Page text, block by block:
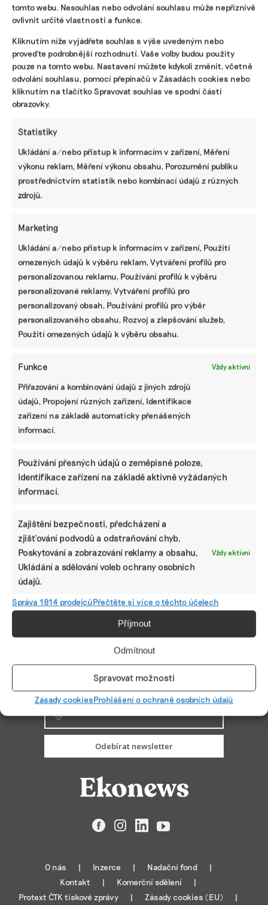
tomto webu. Nesouhlas nebo odvolání souhlasu může nepříznivě
ovlivnit určité vlastnosti a funkce.
Kliknutím níže vyjádřete souhlas s výše uvedeným nebo
proveďte podrobnější rozhodnutí. Vaše volby budou použity
pouze na tomto webu. Nastavení můžete kdykoli změnit, včetně
odvolání souhlasu, pomocí přepínačů v Zásadách cookies nebo
kliknutím na tlačítko Spravovat souhlas ve spodní části
obrazovky.
Statistiky
Ukládání a/nebo přístup k informacím v zařízení, Měření
výkonu reklam, Měření výkonu obsahu, Porozumění publiku
prostřednictvím statistik nebo kombinací údajů z různých
zdrojů.
Marketing
Ukládání a/nebo přístup k informacím v zařízení, Použití
omezených údajů k výběru reklam, Vytváření profilů pro
personalizovanou reklamu, Používání profilů k výběru
personalizované reklamy, Vytváření profilů pro
personalizovaný obsah, Používání profilů pro výběr
personalizovaného obsahu, Rozvoj a zlepšování služeb,
Použití omezených údajů k výběru obsahu.
Funkce Vždy aktivní
Přiřazování a kombinování údajů z jiných zdrojů
údajů, Propojení různých zařízení, Identifikace
zařízení na základě automaticky přenášených
informací.
Používání přesných údajů o zeměpisné poloze,
Identifikace zařízení na základě aktivně vyžádaných
informací.
Zajištění bezpečnosti, předcházení a
zjišťování podvodů a odstraňování chyb,
Poskytování a zobrazování reklamy a obsahu,
Ukládání a sdělování voleb ochrany osobních
údajů.
Vždy aktivní
Správa 1814 prodejcůPřečtěte si více o těchto účelech
Příjmout
Odmítnout
Spravovat možnosti
Zásady cookiesProhlášení o ochraně osobních údajů
Návrh pěti nejdůležitějších změn
nefinanční reporting podle standardů ESRS
Jak už dnes pracovat s ESRS 2.0 a pro koho
budou upravené standardy platit
od menšího množství dat po jasnější
Které firmy mají nově povinnost
Jak vybrat správný ESG nástroj: srovnání
Lidé v ESG
Od čokolády k pivu. Prazdroj má novou posilu
PŘIHLÁSIT ODBĚR
Odebírat newsletter
FacebookInstagramLinkedIn
YouTube
O nás Inzerce
Nadační fond
Kontakt
Komerční sdělení
Protext ČTK tiskové zprávy
Zásady cookies (EU)